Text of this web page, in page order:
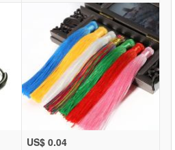
US$ 0.04